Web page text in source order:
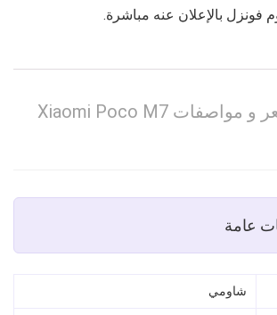
فونزل بالإعلان عنه مباشرة.
سعر و مواصفات Xiaomi Poco M7
عامة
شاومي